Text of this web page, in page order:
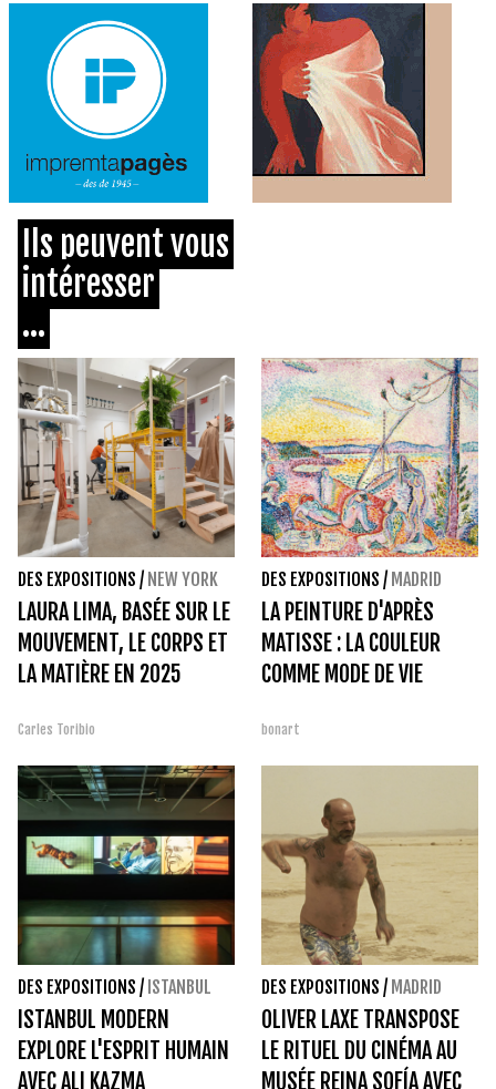
Ils peuvent vous
intéresser
...
DES EXPOSITIONS / NEW YORK
LAURA LIMA, BASÉE SUR LE
MOUVEMENT, LE CORPS ET
LA MATIÈRE EN 2025
Carles Toribio
DES EXPOSITIONS / MADRID
LA PEINTURE D'APRÈS
MATISSE : LA COULEUR
COMME MODE DE VIE
bonart
DES EXPOSITIONS / ISTANBUL
ISTANBUL MODERN
EXPLORE L'ESPRIT HUMAIN
AVEC ALI KAZMA
DES EXPOSITIONS / MADRID
OLIVER LAXE TRANSPOSE
LE RITUEL DU CINÉMA AU
MUSÉE REINA SOFÍA AVEC